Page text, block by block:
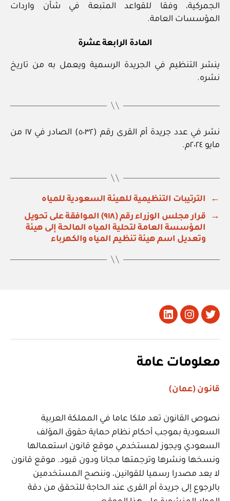
الجمركية، وفقا للقواعد المتبعة في شأن واردات
المؤسسات العامة.
المادة الرابعة عشرة
ينشر التنظيم في الجريدة الرسمية ويعمل به من تاريخ
نشره.
نشر في عدد جريدة أم القرى رقم (٥٠٣٢) الصادر في ١٧ من
مايو ٢٠٢٤م.
←
الترتيبات التنظيمية للهيئة السعودية للمياه
→
قرار مجلس الوزراء رقم (٩١٨) الموافقة على تحويل
المؤسسة العامة لتحلية المياه المالحة إلى هيئة
وتعديل اسم هيئة تنظيم المياه والكهرباء
تويتر Instagram
LinkedIn
معلومات عامة
قانون (عمان)
نصوص القانون تعد ملكا عاما في المملكة العربية
السعودية بموجب أحكام نظام حماية حقوق المؤلف
السعودي ويجوز لمستخدمي موقع قانون استعمالها
ونسخها ونشرها وترجمتها مجانا ودون قيود. موقع قانون
لا يعد مصدرا رسميا للقوانين، وننصح المستخدمين
بالرجوع إلى جريدة أم القرى عند الحاجة للتحقق من دقة